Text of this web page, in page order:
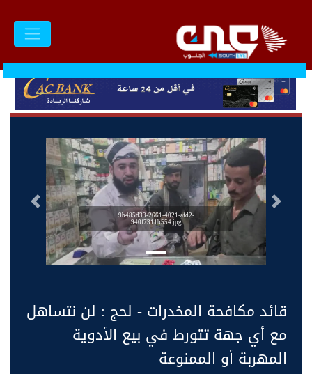
9b485d33-2661-4021-afd2-
940f7311b554.jpg
التالى السابق
قائد مكافحة المخدرات - لحج : لن نتساهل
مع أي جهة تتورط في بيع الأدوية
المهربة أو الممنوعة